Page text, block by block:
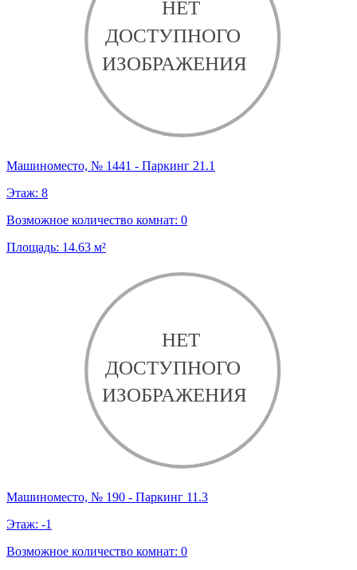
Машиноместо, № 1441 - Паркинг 21.1
Этаж: 8
Возможное количество комнат: 0
Площадь: 14.63 м²
Машиноместо, № 190 - Паркинг 11.3
Этаж: -1
Возможное количество комнат: 0